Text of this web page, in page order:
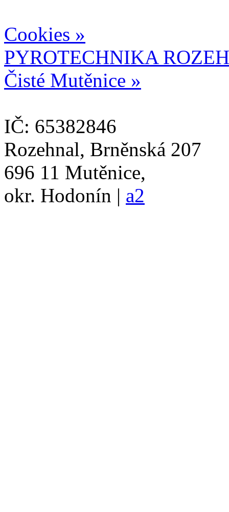
Cookies »
PYROTECHNIKA
Čisté Mutěnice »
IČ: 65382846
Rozehnal, Brněnská 207
696 11 Mutěnice,
okr. Hodonín | a2